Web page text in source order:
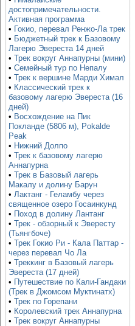
достопримечательности.
Активная программа
• Гокио, перевал Ренжо-Ла трек
• Бюджетный трек к Базовому
Лагерю Эвереста 14 дней
• Трек вокруг Аннапурны (мини)
• Семейный тур по Непалу
• Трек к вершине Марди Химал
• Классический трек к
базовому лагерю Эвереста (16
дней)
• Восхождение на Пик
Покланде (5806 м), Pokalde
Peak
• Нижний Долпо
• Трек к базовому лагерю
Аннапурна
• Трек в Базовый лагерь
Макалу и долину Барун
• Лактанг - Геламбу через
священное озеро Госаинкунд
• Поход в долину Лантанг
• Трек - обзорный к Эвересту
(Тьянгбоче)
• Трек Гокио Ри - Кала Паттар -
через перевал Чо Ла
• Треккинг в Базовый лагерь
Эвереста (17 дней)
• Путешествие по Кали-Гандаки
(Трек в Джомсом Муктинатх)
• Трек по Горепани
• Королевский трек Аннапурна
• Трек вокруг Аннапурны